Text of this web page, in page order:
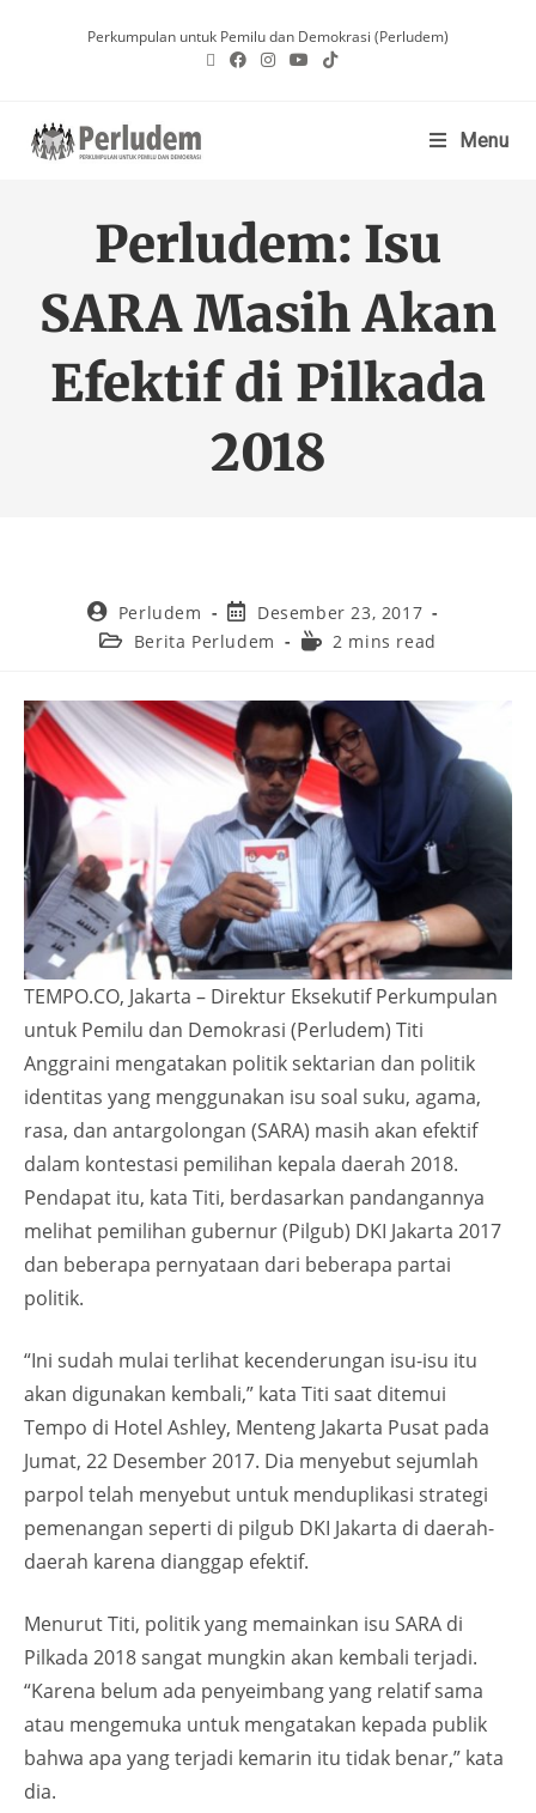
Perkumpulan untuk Pemilu dan Demokrasi (Perludem)
Menu
Perludem: Isu
SARA Masih Akan
Efektif di Pilkada
2018
Perludem
Desember 23, 2017
Berita Perludem
2 mins read
TEMPO.CO, Jakarta – Direktur Eksekutif Perkumpulan
untuk Pemilu dan Demokrasi (Perludem) Titi
Anggraini mengatakan politik sektarian dan politik
identitas yang menggunakan isu soal suku, agama,
rasa, dan antargolongan (SARA) masih akan efektif
dalam kontestasi pemilihan kepala daerah 2018.
Pendapat itu, kata Titi, berdasarkan pandangannya
melihat pemilihan gubernur (Pilgub) DKI Jakarta 2017
dan beberapa pernyataan dari beberapa partai
politik.
“Ini sudah mulai terlihat kecenderungan isu-isu itu
akan digunakan kembali,” kata Titi saat ditemui
Tempo di Hotel Ashley, Menteng Jakarta Pusat pada
Jumat, 22 Desember 2017. Dia menyebut sejumlah
parpol telah menyebut untuk menduplikasi strategi
pemenangan seperti di pilgub DKI Jakarta di daerah-
daerah karena dianggap efektif.
Menurut Titi, politik yang memainkan isu SARA di
Pilkada 2018 sangat mungkin akan kembali terjadi.
“Karena belum ada penyeimbang yang relatif sama
atau mengemuka untuk mengatakan kepada publik
bahwa apa yang terjadi kemarin itu tidak benar,” kata
dia.